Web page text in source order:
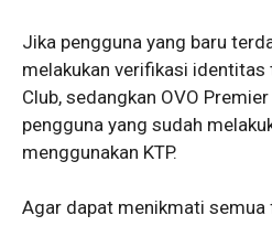
Jika pengguna yang baru
melakukan verifikasi identitas
Club, sedangkan OVO
pengguna yang sudah
menggunakan KTP.
Agar dapat menikmati semua